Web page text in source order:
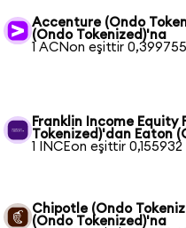
Accenture (Ondo
(Ondo Tokenized)'na
1 ACNon eşittir
Franklin Income Equity
Tokenized)'dan Eaton
1 INCEon eşittir
Chipotle (Ondo
(Ondo Tokenized)'na